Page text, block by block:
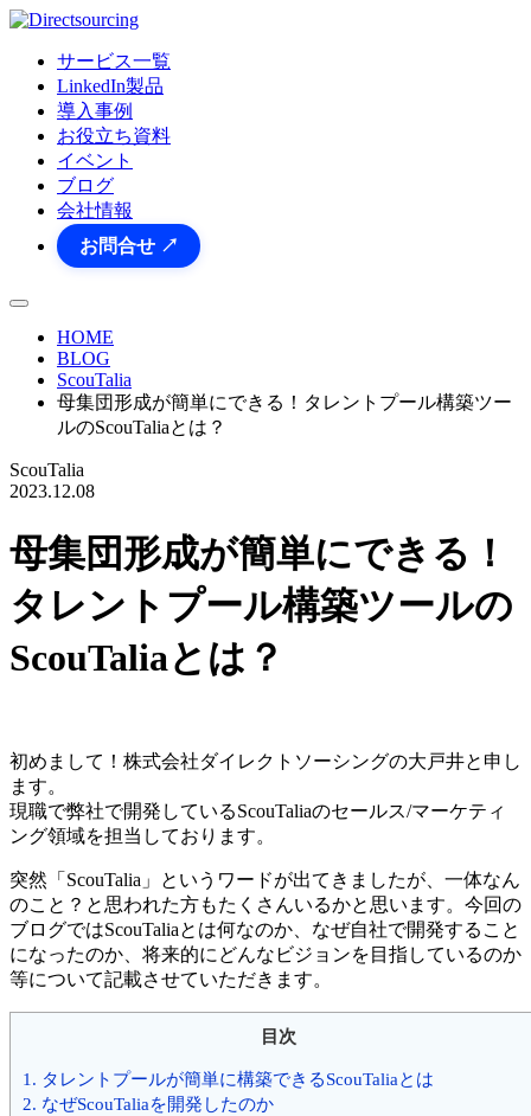
サービス一覧
LinkedIn製品
導入事例
お役立ち資料
イベント
ブログ
会社情報
お問合せ ↗
HOME
BLOG
ScouTalia
母集団形成が簡単にできる！タレントプール構築ツー
ルのScouTaliaとは？
ScouTalia
2023.12.08
母集団形成が簡単にできる！
タレントプール構築ツールの
ScouTaliaとは？
初めまして！株式会社ダイレクトソーシングの大戸井と申し
ます。
現職で弊社で開発しているScouTaliaのセールス/マーケティ
ング領域を担当しております。
突然「ScouTalia」というワードが出てきましたが、一体なん
のこと？と思われた方もたくさんいるかと思います。今回の
ブログではScouTaliaとは何なのか、なぜ自社で開発すること
になったのか、将来的にどんなビジョンを目指しているのか
等について記載させていただきます。
目次
1. タレントプールが簡単に構築できるScouTaliaとは
2. なぜScouTaliaを開発したのか